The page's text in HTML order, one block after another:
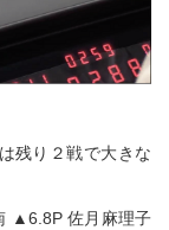
残り２戦で大きな
▲6.8P 佐月麻理子